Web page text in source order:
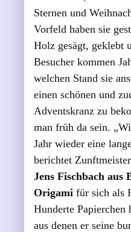
Sternen und
Vorfeld haben sie
Holz gesägt, geklebt
Besucher kommen
welchen Stand sie
einen schönen und
Adventskranz zu
man früh da sein.
Jahr wieder eine
berichtet
Jens Fischbach aus
Origami für sich als
Hunderte Papierchen
aus denen er seine